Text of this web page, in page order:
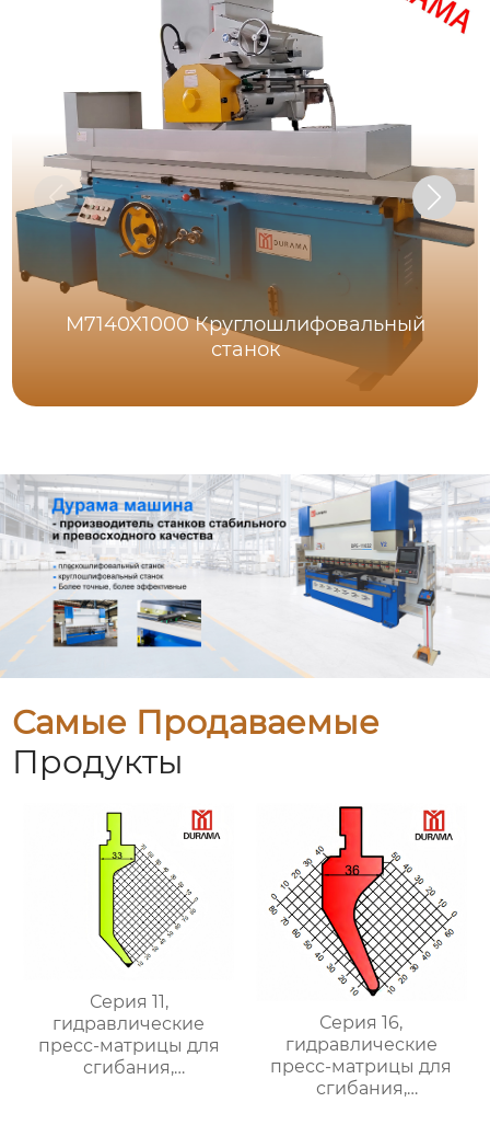
M7140X1000 Круглошлифовальный
станок
Самые Продаваемые
Продукты
Серия 11,
гидравлические
пресс-матрицы для
сгибания,
Серия 16,
гидравлические
пресс-матрицы для
сгибания,